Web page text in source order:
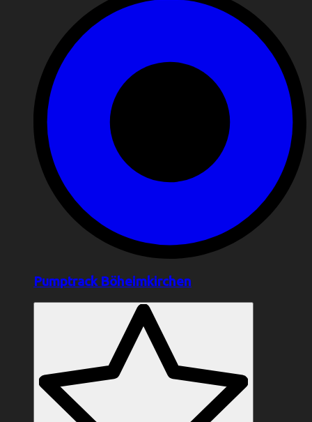
Pumptrack Böheimkirchen